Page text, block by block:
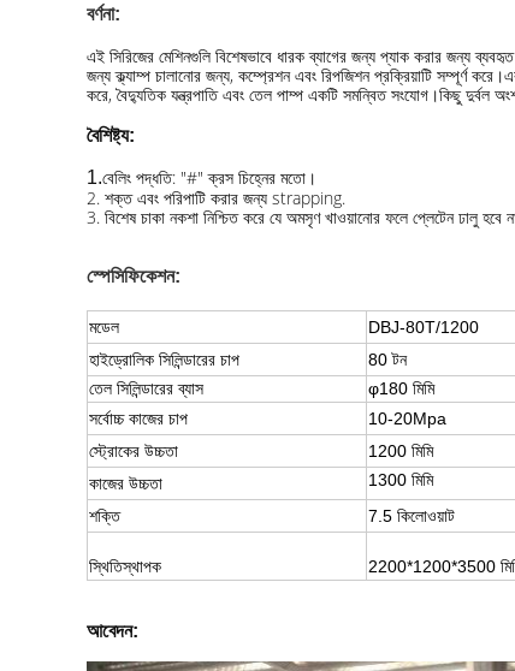
বর্ণনা:
এই সিরিজের মেশিনগুলি বিশেষভাবে ধারক ব্যাগের জন্য প্যাক করার জন্য
জন্য ক্ল্যাম্প চালানোর জন্য, কম্প্রেশন এবং রিপজিশন প্রক্রিয়াটি সম্পূর্ণ
করে, বৈদ্যুতিক যন্ত্রপাতি এবং তেল পাম্প একটি সমন্বিত সংযোগ।কিছু দুর্বল
বৈশিষ্ট্য:
1.বেলিং পদ্ধতি: "#" ক্রস চিহ্নের মতো।
2. শক্ত এবং পরিপাটি করার জন্য strapping.
3. বিশেষ চাকা নকশা নিশ্চিত করে যে অমসৃণ খাওয়ানোর ফলে প্লেটেন ঢালু হবে
স্পেসিফিকেশন:
মডেল
DBJ-80T/1200
হাইড্রোলিক সিলিন্ডারের চাপ
80 টন
তেল সিলিন্ডারের ব্যাস
φ180 মিমি
সর্বোচ্চ কাজের চাপ
10-20Mpa
স্ট্রোকের উচ্চতা
1200 মিমি
কাজের উচ্চতা
1300 মিমি
শক্তি
7.5 কিলোওয়াট
স্থিতিস্থাপক 2200*1200*3500
আবেদন: